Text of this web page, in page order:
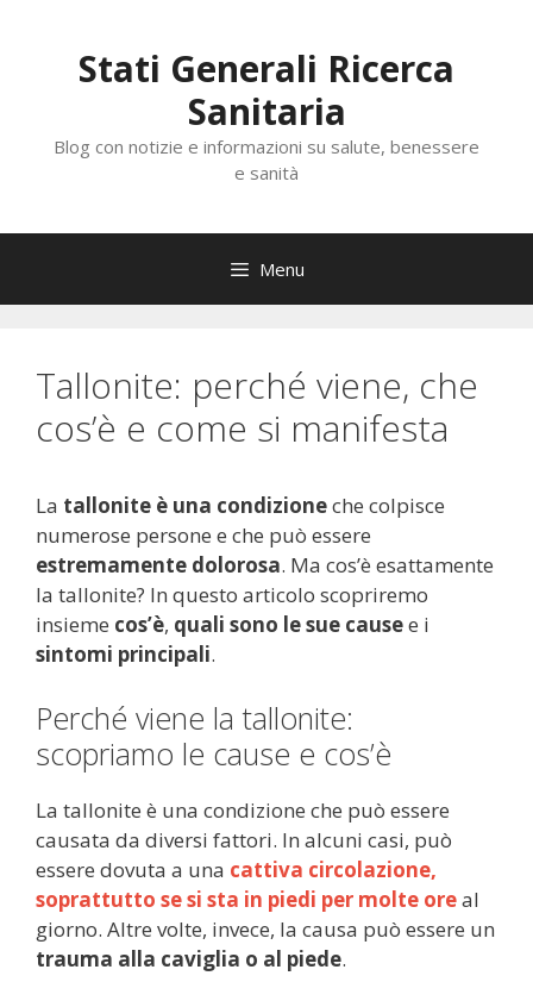
contenutoStati Generali Ricerca
Sanitaria
Blog con notizie e informazioni su salute, benessere
e sanità
Menu
Tallonite: perché viene, che
cos’è e come si manifesta
La tallonite è una condizioneche colpisce
numerose persone e che può essere
estremamente dolorosa. Ma cos’è esattamente
la tallonite? In questo articolo scopriremo
insieme cos’è, quali sono le sue causee i
sintomi principali.
Perché viene la tallonite:
scopriamo le cause e cos’è
La tallonite è una condizione che può essere
causata da diversi fattori. In alcuni casi, può
essere dovuta a una cattiva circolazione,
soprattutto se si sta in piedi per molte oreal
giorno. Altre volte, invece, la causa può essere un
trauma alla caviglia o al piede.